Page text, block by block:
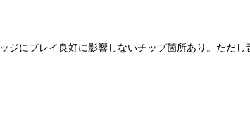
にプレイ良好に影響しないチップ箇所あり。ただ